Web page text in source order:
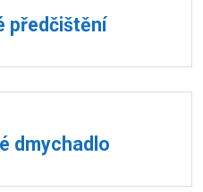
předčištění
dmychadlo